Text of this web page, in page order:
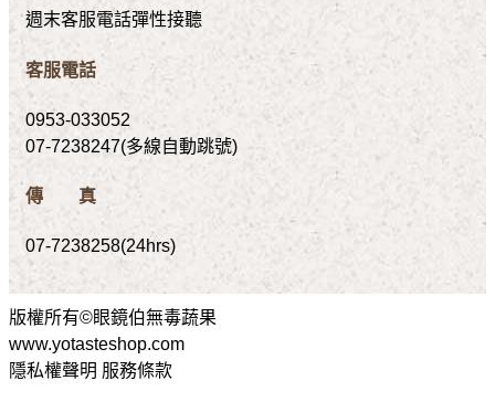
週末客服電話彈性接聽
客服電話
0953-033052
07-7238247(多線自動跳號)
傳 真
07-7238258(24hrs)
版權所有©眼鏡伯無毒蔬果
www.yotasteshop.com
隱私權聲明 服務條款